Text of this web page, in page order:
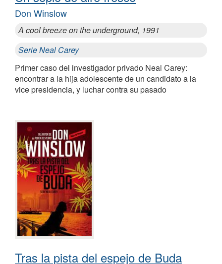
Don Winslow
A cool breeze on the underground, 1991
Serie Neal Carey
Primer caso del investigador privado Neal Carey:
encontrar a la hija adolescente de un candidato a la
vice presidencia, y luchar contra su pasado
Tras la pista del espejo de Buda